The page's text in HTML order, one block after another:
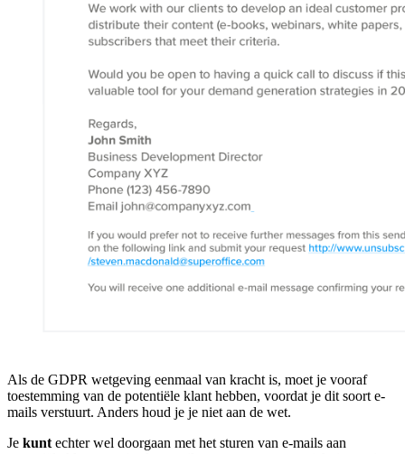
Als de GDPR wetgeving eenmaal van kracht is, moet je vooraf
toestemming van de potentiële klant hebben, voordat je dit soort e-
mails verstuurt. Anders houd je je niet aan de wet.
Je kunt echter wel doorgaan met het sturen van e-mails aan